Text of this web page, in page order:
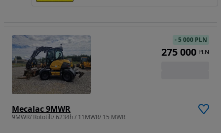
Mecalac 9MWR
9MWR/ Rototilt/ 6234h / 11MWR/ 15 MWR
-5 000 PLN
275 000 PLN